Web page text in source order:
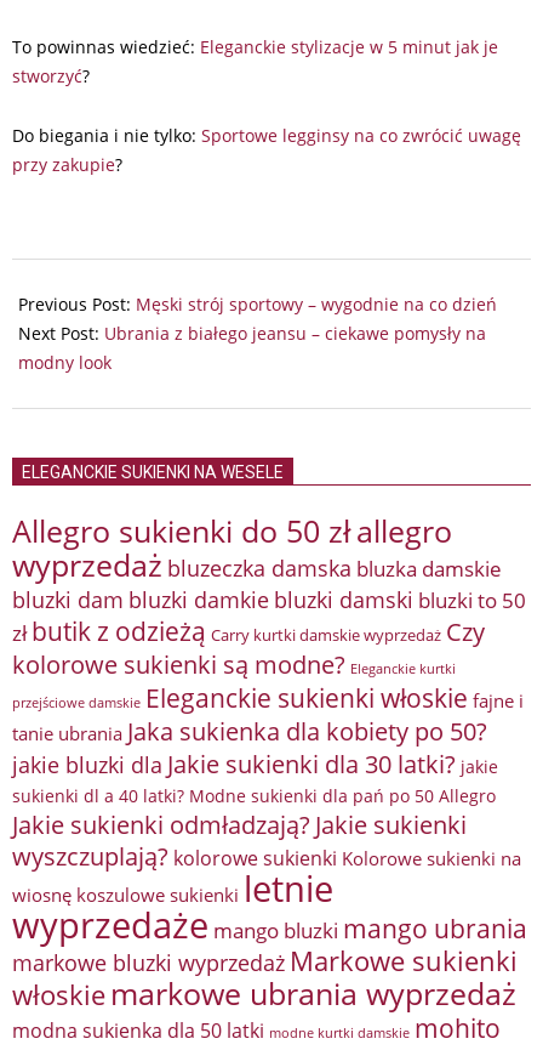
To powinnas wiedzieć: Eleganckie stylizacje w 5 minut jak je
stworzyć?
Do biegania i nie tylko: Sportowe legginsy na co zwrócić uwagę
przy zakupie?
07-
26
Previous Post: Męski strój sportowy – wygodnie na co dzień
Next Post: Ubrania z białego jeansu – ciekawe pomysły na
modny look
ELEGANCKIE SUKIENKI NA WESELE
Allegro sukienki do 50 złallegro
wyprzedaż bluzeczka damska bluzka damskie
bluzki dam bluzki damkie bluzki damski bluzki to 50
zł butik z odzieżą Carry kurtki damskie wyprzedaż Czy
kolorowe sukienki są modne? Eleganckie kurtki
przejściowe damskie Eleganckie sukienki włoskie fajne i
tanie ubrania Jaka sukienka dla kobiety po 50?
jakie bluzki dla Jakie sukienki dla 30 latki? jakie
sukienki dl a 40 latki? Modne sukienki dla pań po 50 Allegro
Jakie sukienki odmładzają? Jakie sukienki
wyszczuplają? kolorowe sukienki Kolorowe sukienki na
wiosnę koszulowe sukienki letnie
wyprzedaże mango bluzki mango ubrania
markowe bluzki wyprzedaż Markowe sukienki
włoskie markowe ubrania wyprzedaż
modna sukienka dla 50 latki modne kurtki damskie mohito